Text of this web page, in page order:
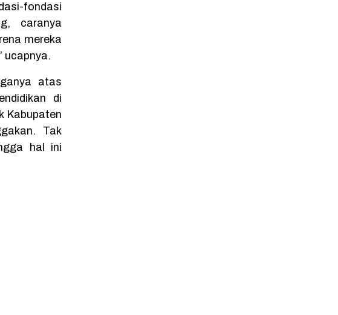
fondasi
caranya
mereka
ucapnya.
atas
di
Kabupaten
Tak
hal ini